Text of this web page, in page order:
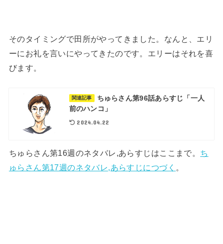
そのタイミングで田所がやってきました。なんと、エリ
ーにお礼を言いにやってきたのです。エリーはそれを喜
びます。
関連記事
ちゅらさん第96話あらすじ「一人
前のハンコ」
2024.04.22
ちゅらさん第16週のネタバレ,あらすじはここまで。 ち
ゅらさん第17週のネタバレ,あらすじにつづく 。